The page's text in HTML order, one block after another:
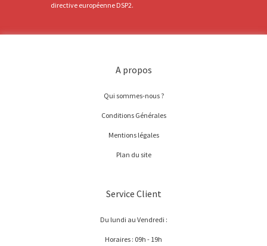
directive européenne DSP2.
A propos
Qui sommes-nous ?
Conditions Générales
Mentions légales
Plan du site
Service Client
Du lundi au Vendredi :
Horaires : 09h - 19h